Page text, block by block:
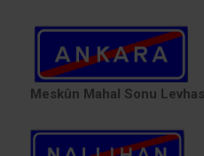
Meskûn Mahal Sonu